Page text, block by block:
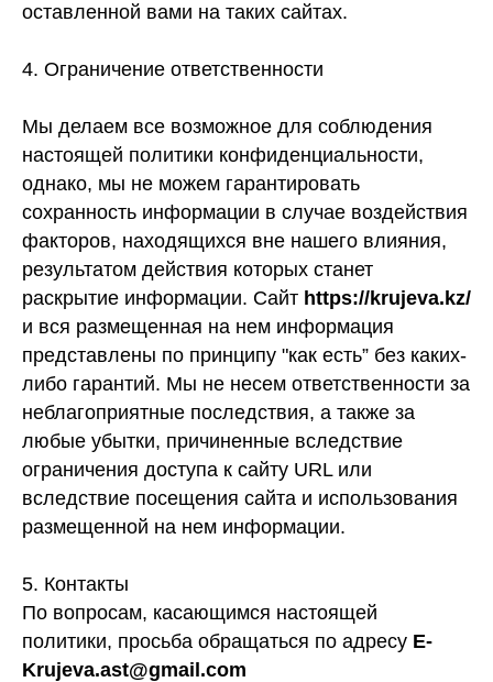
оставленной вами на таких сайтах.
4. Ограничение ответственности
Мы делаем все возможное для соблюдения
настоящей политики конфиденциальности,
однако, мы не можем гарантировать
сохранность информации в случае воздействия
факторов, находящихся вне нашего влияния,
результатом действия которых станет
раскрытие информации. Сайт https://krujeva.kz/
и вся размещенная на нем информация
представлены по принципу "как есть” без каких-
либо гарантий. Мы не несем ответственности за
неблагоприятные последствия, а также за
любые убытки, причиненные вследствие
ограничения доступа к сайту URL или
вследствие посещения сайта и использования
размещенной на нем информации.
5. Контакты
По вопросам, касающимся настоящей
политики, просьба обращаться по адресу E-
Krujeva.ast@gmail.com